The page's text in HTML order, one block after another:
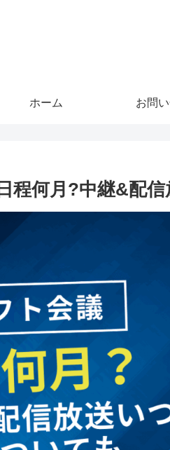
ホーム お問
程何月?中継&配